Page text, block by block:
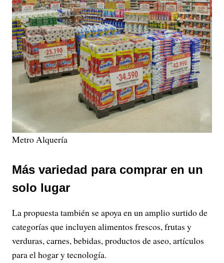
Metro Alquería
Más variedad para comprar en un
solo lugar
La propuesta también se apoya en un amplio surtido de
categorías que incluyen alimentos frescos, frutas y
verduras, carnes, bebidas, productos de aseo, artículos
para el hogar y tecnología.